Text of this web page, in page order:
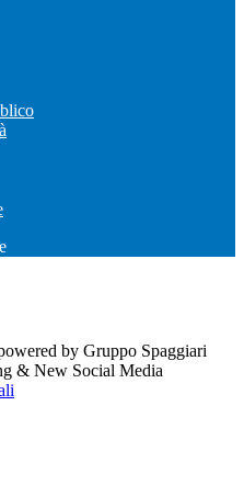
by Gruppo Spaggiari
& New Social Media